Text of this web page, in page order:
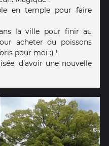
en temple pour faire
la ville pour finir au
acheter du poissons
pour moi :) !
d'avoir une nouvelle